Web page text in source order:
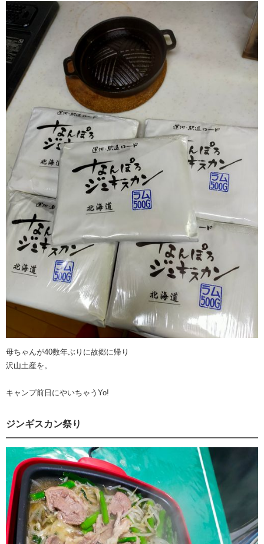
母ちゃんが40数年ぶりに故郷に帰り
沢山土産を。
キャンプ前日にやいちゃうYo!
ジンギスカン祭り